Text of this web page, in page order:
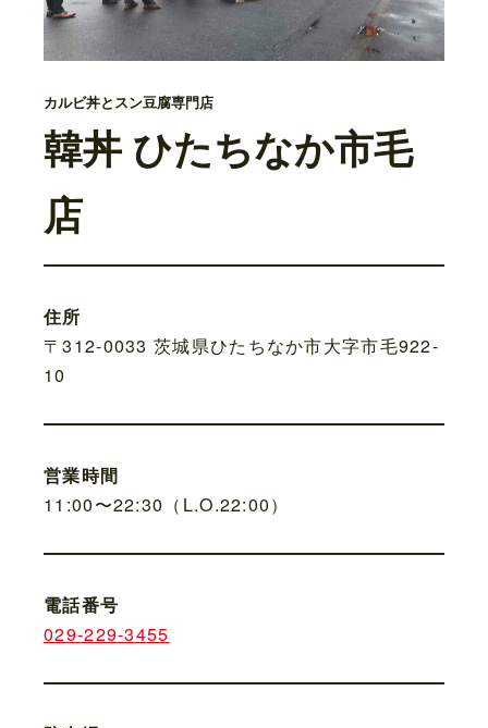
カルビ丼とスン豆腐専門店
韓丼 ひたちなか市毛
店
住所
〒312-0033 茨城県ひたちなか市大字市毛922-
10
営業時間
11:00〜22:30（L.O.22:00）
電話番号
029-229-3455